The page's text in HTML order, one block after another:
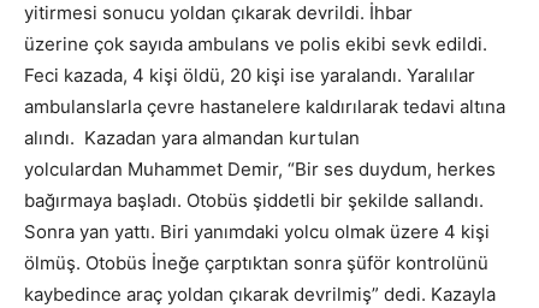
yitirmesi sonucu yoldan çıkarak devrildi. İhbar
üzerine çok sayıda ambulans ve polis ekibi sevk edildi.
Feci kazada, 4 kişi öldü, 20 kişi ise yaralandı. Yaralılar
ambulanslarla çevre hastanelere kaldırılarak tedavi altına
alındı. Kazadan yara almandan kurtulan
yolculardan Muhammet Demir, “Bir ses duydum, herkes
bağırmaya başladı. Otobüs şiddetli bir şekilde sallandı.
Sonra yan yattı. Biri yanımdaki yolcu olmak üzere 4 kişi
ölmüş. Otobüs İneğe çarptıktan sonra şüför kontrolünü
kaybedince araç yoldan çıkarak devrilmiş” dedi. Kazayla